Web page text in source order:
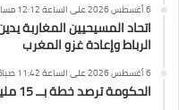
6 أغسطس 2026 على الساعة 12:12 مساءً
اتحاد المسيحيين
الرباط وإعادة غزو المغرب
6 أغسطس 2026 على الساعة 11:42 صباحًا
الحكومة ترصد خطة بــ 15 مليار درهم لإنعاش التشغيل وإدماج الشباب